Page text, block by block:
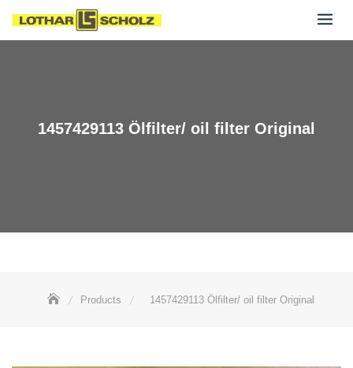
1457429113 Ölfilter/ oil filter Original
Products 1457429113 Ölfilter/ oil filter Original